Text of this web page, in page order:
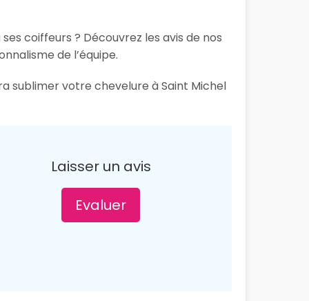
coiffeurs ? Découvrez les avis de nos
de l’équipe.
sublimer votre chevelure à Saint Michel
Laisser un avis
Evaluer